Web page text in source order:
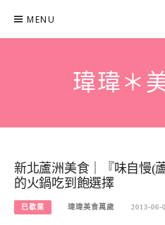
content
MENU
瑋瑋＊
新北蘆洲美食｜『味自慢(
的火鍋吃到飽選擇
已歇業 瑋瑋美食萬歲 2013-06-